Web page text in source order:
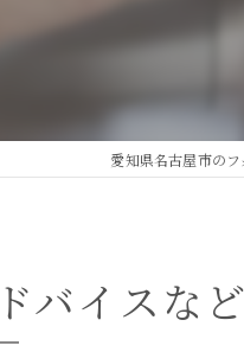
愛知県名古屋市の
バイスな